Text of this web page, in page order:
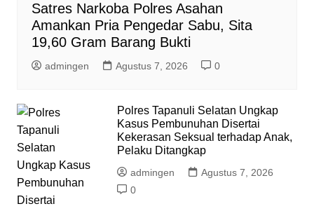
Satres Narkoba Polres Asahan
Amankan Pria Pengedar Sabu, Sita
19,60 Gram Barang Bukti
admingen Agustus 7, 2026 0
Polres Tapanuli Selatan Ungkap
Kasus Pembunuhan Disertai
Kekerasan Seksual terhadap Anak,
Pelaku Ditangkap
admingen
Agustus 7, 2026
0